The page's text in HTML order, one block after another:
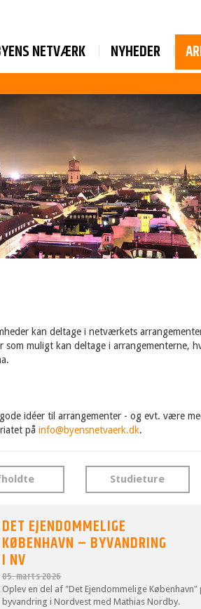
NETVÆRK NYHEDER
kan deltage i netværkets
som muligt kan deltage i arrangementerne,
idéer til arrangementer - og evt. være
på info@byensnetvaerk.dk.
Studieture
DET EJENDOMMELIGE
KØBENHAVN – BYVANDRING
I NV
05. marts 2026
Oplev en del af "Det Ejendommelige København"
byvandring i Nordvest med Mathias Nordby.